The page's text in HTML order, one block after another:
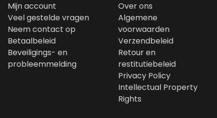
Mijn account
Veel gestelde vragen
Neem contact op
Betaalbeleid
Beveiligings- en
probleemmelding
Over ons
Algemene
voorwaarden
Verzendbeleid
Retour en
restitutiebeleid
Privacy Policy
Intellectual Property
Rights